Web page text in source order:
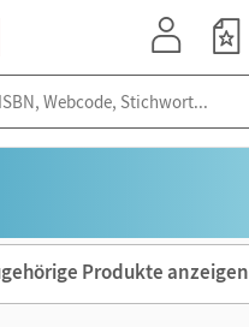
Produkte anzeigen